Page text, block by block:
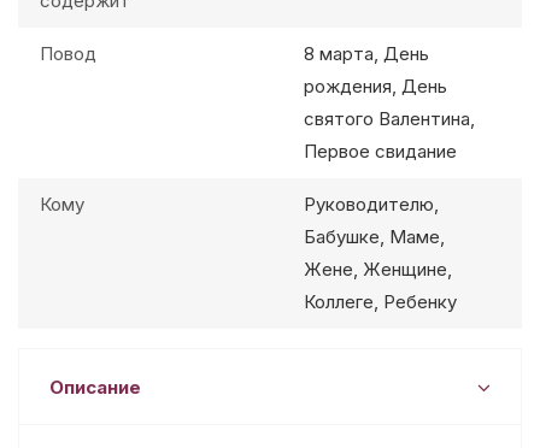
Повод
8 марта, День
рождения, День
святого Валентина,
Первое свидание
Кому
Руководителю,
Бабушке, Маме,
Жене, Женщине,
Коллеге, Ребенку
Описание